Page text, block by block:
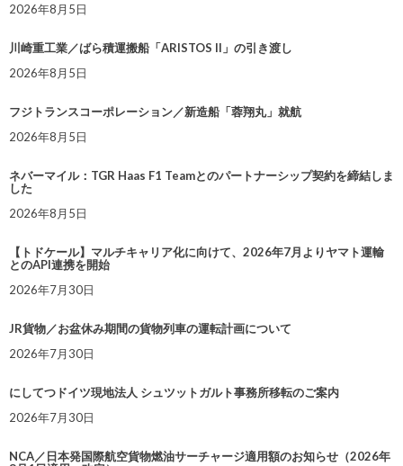
2026年8月5日
川崎重工業／ばら積運搬船「ARISTOS II」の引き渡し
2026年8月5日
フジトランスコーポレーション／新造船「蓉翔丸」就航
2026年8月5日
ネバーマイル：TGR Haas F1 Teamとのパートナーシップ契約を締結しま
した
2026年8月5日
【トドケール】マルチキャリア化に向けて、2026年7月よりヤマト運輸
とのAPI連携を開始
2026年7月30日
JR貨物／お盆休み期間の貨物列車の運転計画について
2026年7月30日
にしてつドイツ現地法人 シュツットガルト事務所移転のご案内
2026年7月30日
NCA／日本発国際航空貨物燃油サーチャージ適用額のお知らせ（2026年